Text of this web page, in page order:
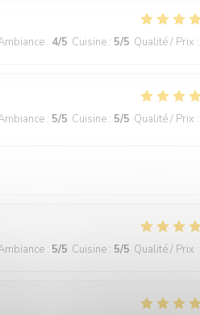
: 4/5 Cuisine : 5/5 Qualité / Prix :
: 5/5 Cuisine : 5/5 Qualité / Prix :
: 5/5 Cuisine : 5/5 Qualité / Prix :